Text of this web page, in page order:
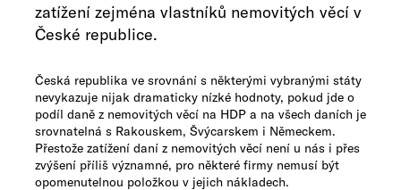
zatížení zejména vlastníků nemovitých věcí v
České republice.​
Česká republika ve srovnání s některými vybranými státy
nevykazuje nijak dramaticky nízké hodnoty, pokud jde o
podíl daně z nemovitých věcí na HDP a na všech daních je
srovnatelná s Rakouskem, Švýcarskem i Německem.
Přestože zatížení daní z nemovitých věcí není u nás i přes
zvýšení příliš významné, pro některé firmy nemusí být
opomenutelnou položkou v jejich nákladech.